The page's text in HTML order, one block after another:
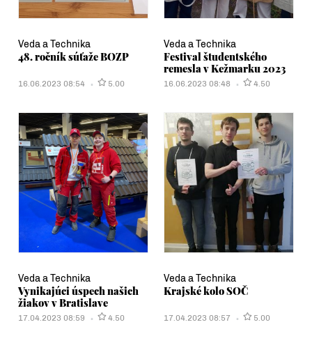
Veda a Technika
48. ročník súťaže BOZP
16.06.2023 08:54 5.00
Veda a Technika
Festival študentského
remesla v Kežmarku 2023
16.06.2023 08:48 4.50
Veda a Technika
Vynikajúci úspech našich
žiakov v Bratislave
17.04.2023 08:59 4.50
Veda a Technika
Krajské kolo SOČ
17.04.2023 08:57 5.00